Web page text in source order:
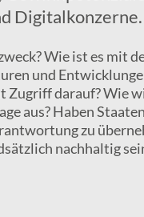
Digitalkonzerne.
Wie ist es mit
und
Zugriff darauf? Wie
aus? Haben
zu
nachhaltig